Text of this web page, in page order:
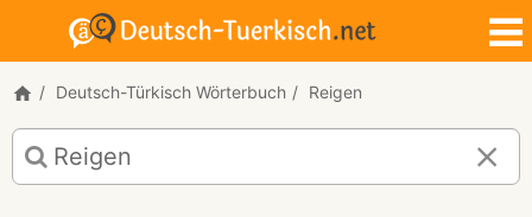
Deutsch-Türkisch Wörterbuch Reigen
Deutsch-
Türkisch
Übersetzung